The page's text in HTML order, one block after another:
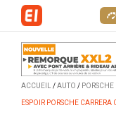
ACCUEIL AUTO
ESPOIR PORSCHE CARRERA